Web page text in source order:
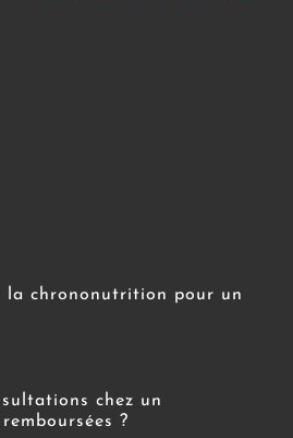
la chrononutrition pour un
chez un
?